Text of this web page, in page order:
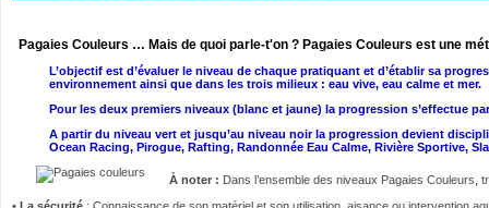
Pagaies Couleurs … Mais de quoi parle-t'on ? Pagaies Couleurs est une
L’objectif est d’évaluer le niveau de chaque pratiquant et d’établir sa
environnement ainsi que dans les trois milieux : eau vive, eau calme et mer.
Pour les deux premiers niveaux (blanc et jaune) la progression s’effectue
A partir du niveau vert et jusqu’au niveau noir la progression devient
Ocean Racing, Pirogue, Rafting, Randonnée Eau Calme, Rivière Sportive,
À noter : Dans l’ensemble des niveaux Pagaies
• La sécurité : Connaissance de son matériel et son utilisation, aisance ou intervention